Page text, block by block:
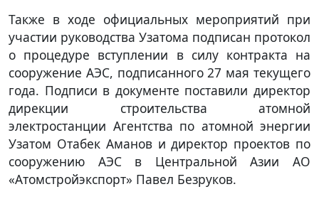
Также в ходе официальных мероприятий при
участии руководства Узатома подписан протокол
о процедуре вступлении в силу контракта на
сооружение АЭС, подписанного 27 мая текущего
года. Подписи в документе поставили директор
дирекции строительства атомной
электростанции Агентства по атомной энергии
Узатом Отабек Аманов и директор проектов по
сооружению АЭС в Центральной Азии АО
«Атомстройэкспорт» Павел Безруков.